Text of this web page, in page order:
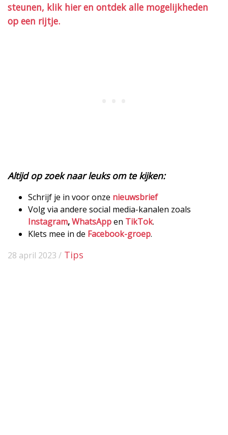
steunen, klik hier en ontdek alle mogelijkheden
op een rijtje.
Altijd op zoek naar leuks om te kijken:
Schrijf je in voor onze nieuwsbrief
Volg via andere social media-kanalen zoals
Instagram,WhatsAppen TikTok.
Klets mee in de Facebook-groep.
28 april 2023 / Tips